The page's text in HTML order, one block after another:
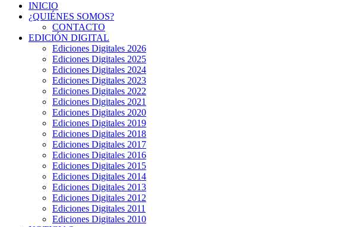
INICIO
¿QUIÉNES SOMOS?
CONTACTO
EDICIÓN DIGITAL
Ediciones Digitales 2026
Ediciones Digitales 2025
Ediciones Digitales 2024
Ediciones Digitales 2023
Ediciones Digitales 2022
Ediciones Digitales 2021
Ediciones Digitales 2020
Ediciones Digitales 2019
Ediciones Digitales 2018
Ediciones Digitales 2017
Ediciones Digitales 2016
Ediciones Digitales 2015
Ediciones Digitales 2014
Ediciones Digitales 2013
Ediciones Digitales 2012
Ediciones Digitales 2011
Ediciones Digitales 2010